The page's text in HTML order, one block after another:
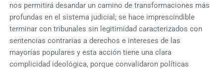
nos permitirá desandar un camino de transformaciones más
profundas en el sistema judicial; se hace imprescindible
terminar con tribunales sin legitimidad caracterizados con
sentencias contrarias a derechos e intereses de las
mayorías populares y esta acción tiene una clara
complicidad ideológica, porque convalidaron políticas